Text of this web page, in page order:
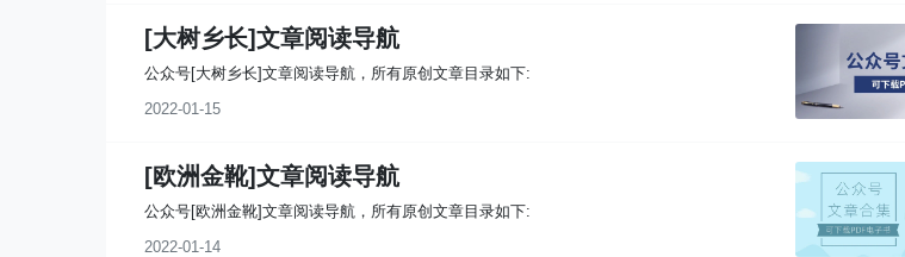
[大树乡长]文章阅读导航
公众号[大树乡长]文章阅读导航，所有原创文章目录如下:
2022-01-15
​[欧洲金靴]文章阅读导航
公众号​[欧洲金靴]文章阅读导航，所有原创文章目录如下:
2022-01-14